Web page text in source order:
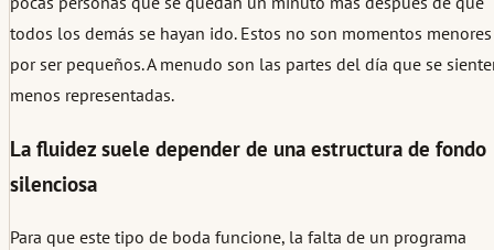
todos los demás se hayan ido. Estos no son momentos menores
por ser pequeños. A menudo son las partes del día que se
menos representadas.
La fluidez suele depender de una estructura de fondo
silenciosa
Para que este tipo de boda funcione, la falta de un programa